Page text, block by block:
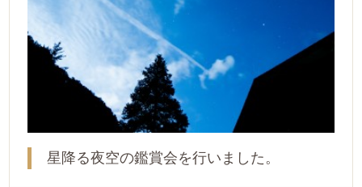
星降る夜空の鑑賞会を行いました。